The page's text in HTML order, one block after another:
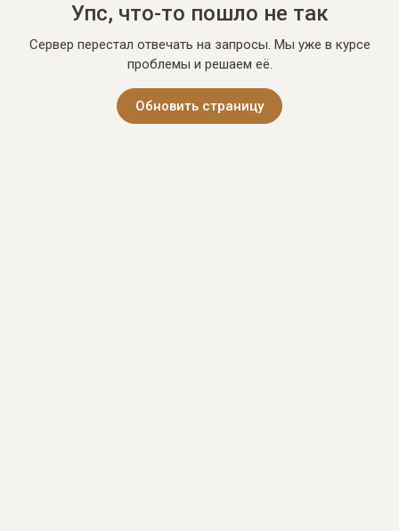
Упс, что-то пошло не так
Сервер перестал отвечать на запросы. Мы уже в курсе
проблемы и решаем её.
Обновить страницу